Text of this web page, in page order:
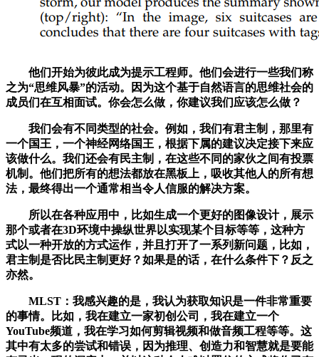
他们开始为彼此成为提示工程师。他们会进行一些我们称
之为“思维风暴”的活动。因为这个基于自然语言的思维社会的
成员们在互相面试。你会怎么做，你建议我们应该怎么做？
我们会有不同类型的社会。例如，我们有君主制，那里有
一个国王，一个神经网络国王，根据下属的建议决定接下来应
该做什么。我们还会有民主制，在这些不同的家伙之间有投票
机制。他们把所有的想法都放在黑板上，吸收其他人的所有想
法，最终得出一个通常相当令人信服的解决方案。
所以在各种应用中，比如生成一个更好的图像设计，展示
那个或者在3D环境中操纵世界以实现某个目标等等，这种方
式以一种开放的方式运作，并且打开了一系列新问题，比如，
君主制是否比民主制更好？如果是的话，在什么条件下？反之
亦然。
MLST：我感兴趣的是，我认为获取知识是一件非常重要
的事情。比如，我在建立一家初创公司，我在建立一个
YouTube频道，我在学习如何剪辑视频和做音频工程等等。这
其中有太多的尝试和错误，因为推理、创造力和智慧就是要能